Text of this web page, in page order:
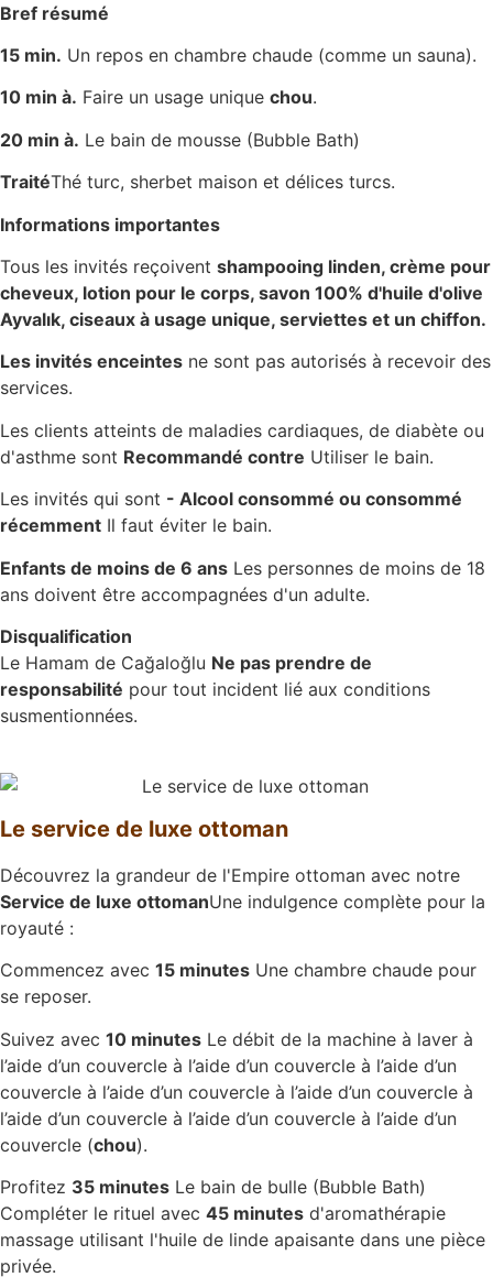
Bref résumé
15 min. Un repos en chambre chaude (comme un sauna).
10 min à. Faire un usage unique chou.
20 min à. Le bain de mousse (Bubble Bath)
TraitéThé turc, sherbet maison et délices turcs.
Informations importantes
Tous les invités reçoivent shampooing linden, crème pour
cheveux, lotion pour le corps, savon 100% d'huile d'olive
Ayvalık, ciseaux à usage unique, serviettes et un chiffon.
Les invités enceintes ne sont pas autorisés à recevoir des
services.
Les clients atteints de maladies cardiaques, de diabète ou
d'asthme sont Recommandé contre Utiliser le bain.
Les invités qui sont - Alcool consommé ou consommé
récemment Il faut éviter le bain.
Enfants de moins de 6 ans Les personnes de moins de 18
ans doivent être accompagnées d'un adulte.
Disqualification
Le Hamam de Cağaloğlu Ne pas prendre de
responsabilité pour tout incident lié aux conditions
susmentionnées.
Le service de luxe ottoman
Découvrez la grandeur de l'Empire ottoman avec notre
Service de luxe ottomanUne indulgence complète pour la
royauté :
Commencez avec 15 minutes Une chambre chaude pour
se reposer.
Suivez avec 10 minutes Le débit de la machine à laver à
l’aide d’un couvercle à l’aide d’un couvercle à l’aide d’un
couvercle à l’aide d’un couvercle à l’aide d’un couvercle à
l’aide d’un couvercle à l’aide d’un couvercle à l’aide d’un
couvercle (chou).
Profitez 35 minutes Le bain de bulle (Bubble Bath)
Compléter le rituel avec 45 minutes d'aromathérapie
massage utilisant l'huile de linde apaisante dans une pièce
privée.